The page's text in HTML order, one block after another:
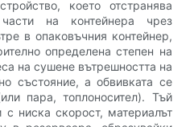
което отстранява
на контейнера чрез
в опаковъчния контейнер,
определена степен на
на сушене вътрешността на
състояние, а обвивката се
пара, топлоносител). Тъй
с ниска скорост, материалът